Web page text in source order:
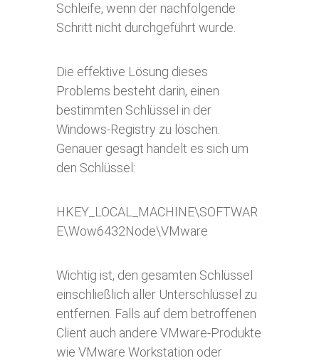
Schleife, wenn der nachfolgende
Schritt nicht durchgeführt wurde.
Die effektive Lösung dieses
Problems besteht darin, einen
bestimmten Schlüssel in der
Windows-Registry zu löschen.
Genauer gesagt handelt es sich um
den Schlüssel:
HKEY_LOCAL_MACHINE\SOFTWAR
E\Wow6432Node\VMware
Wichtig ist, den gesamten Schlüssel
einschließlich aller Unterschlüssel zu
entfernen. Falls auf dem betroffenen
Client auch andere VMware-Produkte
wie VMware Workstation oder